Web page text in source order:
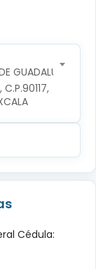
GUADALUPE
C.P.90117,
Cédula: